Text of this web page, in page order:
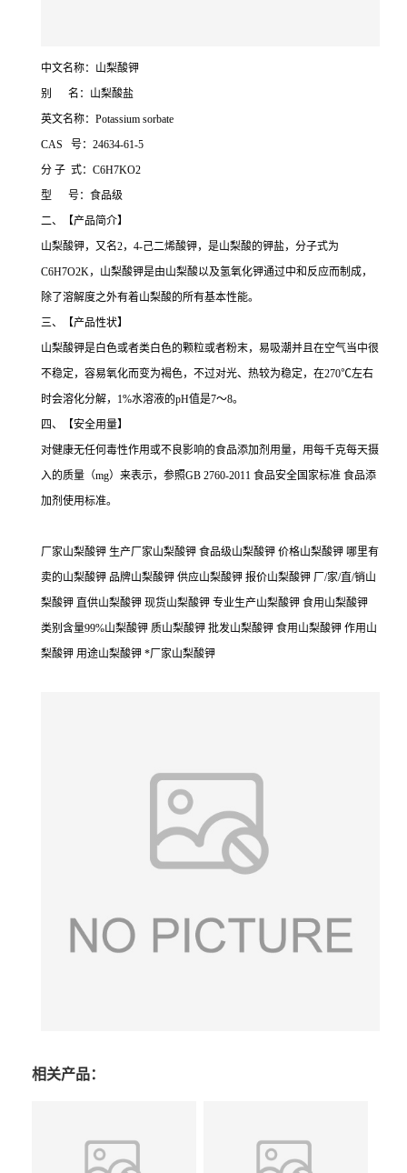
中文名称：山梨酸钾
别 名：山梨酸盐
英文名称：Potassium sorbate
CAS 号：24634-61-5
分 子 式：C6H7KO2
型 号：食品级
二、【产品简介】
山梨酸钾，又名2，4-己二烯酸钾，是山梨酸的钾盐，分子式为
C6H7O2K，山梨酸钾是由山梨酸以及氢氧化钾通过中和反应而制成，
除了溶解度之外有着山梨酸的所有基本性能。
三、【产品性状】
山梨酸钾是白色或者类白色的颗粒或者粉末，易吸潮并且在空气当中很
不稳定，容易氧化而变为褐色，不过对光、热较为稳定，在270℃左右
时会溶化分解，1%水溶液的pH值是7～8。
四、【安全用量】
对健康无任何毒性作用或不良影响的食品添加剂用量，用每千克每天摄
入的质量（mg）来表示，参照GB 2760-2011 食品安全国家标准 食品添
加剂使用标准。
厂家山梨酸钾 生产厂家山梨酸钾 食品级山梨酸钾 价格山梨酸钾 哪里有
卖的山梨酸钾 品牌山梨酸钾 供应山梨酸钾 报价山梨酸钾 厂/家/直/销山
梨酸钾 直供山梨酸钾 现货山梨酸钾 专业生产山梨酸钾 食用山梨酸钾
类别含量99%山梨酸钾 质山梨酸钾 批发山梨酸钾 食用山梨酸钾 作用山
梨酸钾 用途山梨酸钾 *厂家山梨酸钾
相关产品：